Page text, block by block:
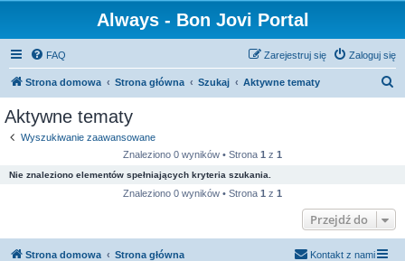
Always - Bon Jovi Portal
FAQ Zaloguj się
Zarejestruj się
Strona domowa Strona główna Szukaj Aktywne tematy
Aktywne tematy
Wyszukiwanie zaawansowane
Znaleziono 0 wyników • Strona 1 z 1
Nie znaleziono elementów spełniających kryteria szukania.
Znaleziono 0 wyników • Strona 1 z 1
Przejdź do
Strona domowa Strona główna Kontakt z nami